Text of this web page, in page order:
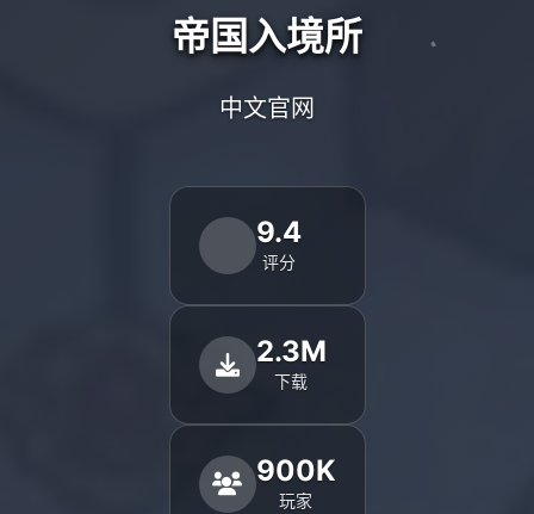
帝国入境所
中文官网
9.4
评分
2.3M
下载
900K
玩家